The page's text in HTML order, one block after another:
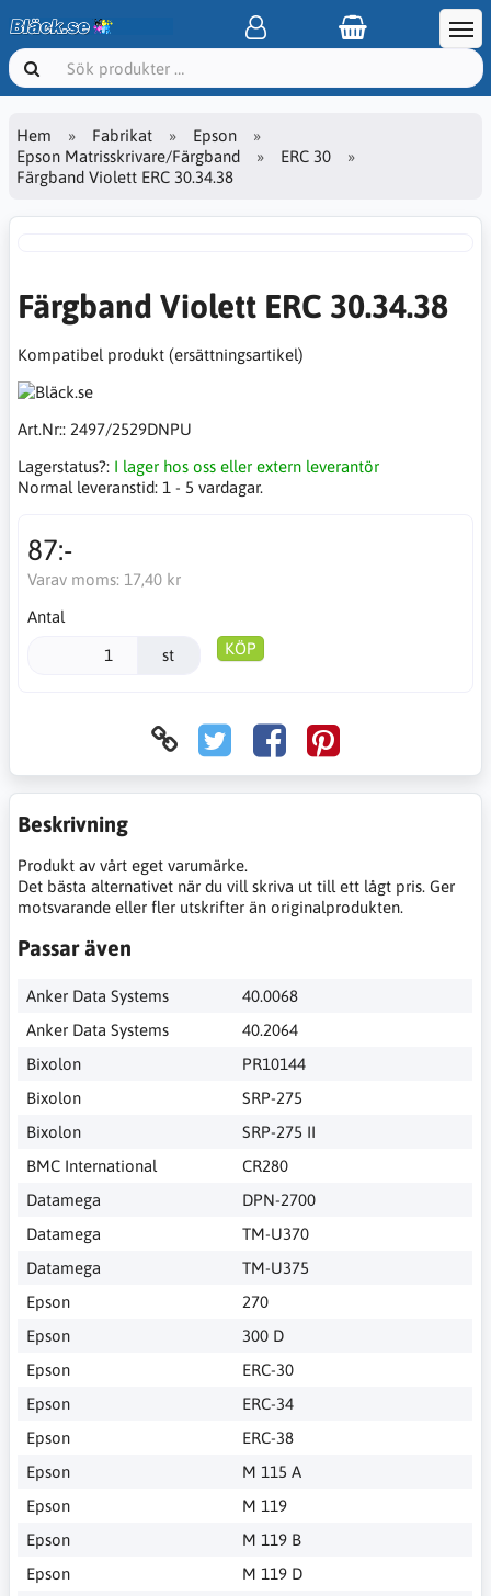
Hem Fabrikat
Epson
Epson Matrisskrivare/Färgband
ERC 30
Färgband Violett ERC 30.34.38
Färgband Violett ERC 30.34.38
Kompatibel produkt (ersättningsartikel)
Art.Nr:: 2497/2529DNPU
Lagerstatus?: I lager hos oss eller extern leverantör
Normal leveranstid: 1 - 5 vardagar.
87:-
Varav moms: 17,40 kr
Antal
st KÖP
Beskrivning
Produkt av vårt eget varumärke.
Det bästa alternativet när du vill skriva ut till ett lågt pris. Ger
motsvarande eller fler utskrifter än originalprodukten.
Passar även
Anker Data Systems
40.0068
Anker Data Systems
40.2064
Bixolon
PR10144
Bixolon
SRP-275
Bixolon
SRP-275 II
BMC International
CR280
Datamega
DPN-2700
Datamega
TM-U370
Datamega
TM-U375
Epson
270
Epson
300 D
Epson
ERC-30
Epson
ERC-34
Epson
ERC-38
Epson
M 115 A
Epson
M 119
Epson
M 119 B
Epson
M 119 D